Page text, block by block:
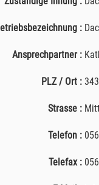
:
Ansprechpartner :
PLZ / Ort :
Strasse :
Telefon :
Telefax :